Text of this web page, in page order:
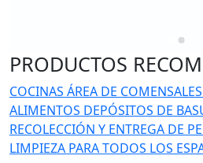
PRODUCTOS
COCINAS ÁREA DE COMENSALES
ALIMENTOS DEPÓSITOS DE
RECOLECCIÓN Y ENTREGA DE
LIMPIEZA PARA TODOS LOS